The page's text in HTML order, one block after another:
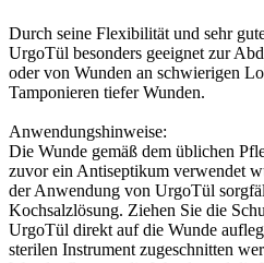
Durch seine Flexibilität und sehr
UrgoTül besonders geeignet zur
oder von Wunden an schwierigen
Tamponieren tiefer Wunden.
Anwendungshinweise:
Die Wunde gemäß dem üblichen
zuvor ein Antiseptikum verwendet
der Anwendung von UrgoTül
Kochsalzlösung. Ziehen Sie die
UrgoTül direkt auf die Wunde
sterilen Instrument zugeschnitten